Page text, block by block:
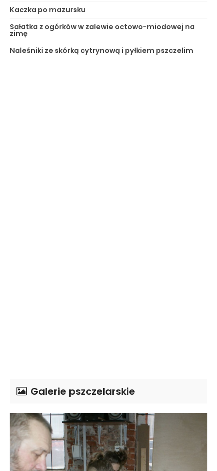
Kaczka po mazursku
Sałatka z ogórków w zalewie octowo-miodowej na
zimę
Naleśniki ze skórką cytrynową i pyłkiem pszczelim
Galerie pszczelarskie